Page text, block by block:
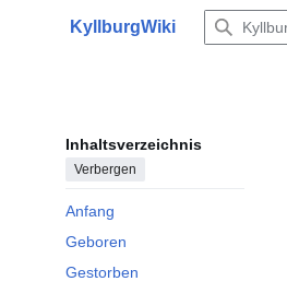
Hauptmenü
KyllburgWiki
Inhaltsverzeichnis
Verbergen
Anfang
Geboren
Gestorben